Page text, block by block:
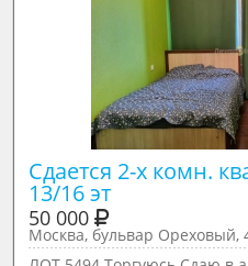
Сдается 2-х комн.
13/16 эт
50 000
Москва, бульвар Ореховый,